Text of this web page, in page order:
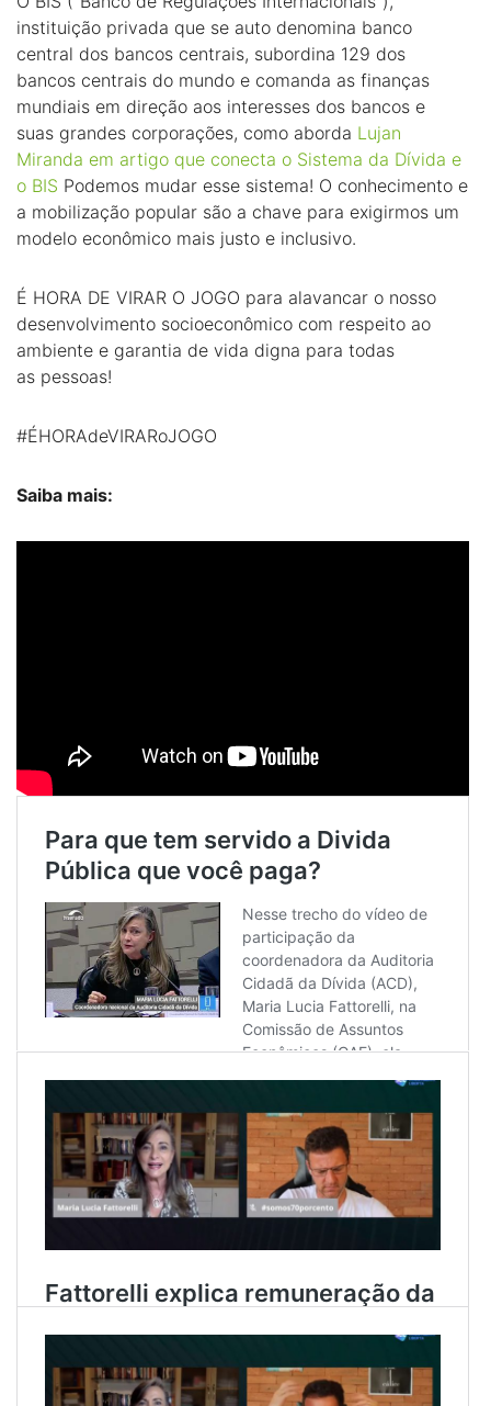
instituição privada que se auto denomina banco
central dos bancos centrais, subordina 129 dos
bancos centrais do mundo e comanda as finanças
mundiais em direção aos interesses dos bancos e
suas grandes corporações, como aborda Lujan
Miranda em artigo que conecta o Sistema da Dívida e
o BIS Podemos mudar esse sistema! O conhecimento e
a mobilização popular são a chave para exigirmos um
modelo econômico mais justo e inclusivo.
É HORA DE VIRAR O JOGO para alavancar o nosso
desenvolvimento socioeconômico com respeito ao
ambiente e garantia de vida digna para todas
as pessoas!
#ÉHORAdeVIRARoJOGO
Saiba mais: